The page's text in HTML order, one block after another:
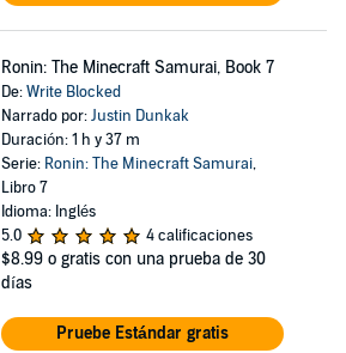
Ronin: The Minecraft Samurai, Book 7
De:Write Blocked
Narrado por:Justin Dunkak
Duración: 1 h y 37 m
Serie: Ronin: The Minecraft Samurai,
Libro 7
Idioma: Inglés
5.0
4 calificaciones
$8.99 o gratis con una prueba de 30
días
Pruebe Estándar gratis